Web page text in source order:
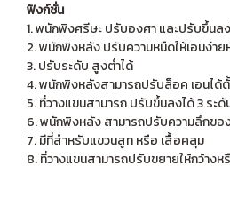
ฟังก์ชั่น
1. พนักพิงศรีษะ ปรับองศา และปรับขึ้นล
2. พนักพิงหลัง ปรับความหนืดให้เอนง่าย
3. ปรับระดับ สูงต่ำได้
4. พนักพิงหลังสามารถปรับล็อค เอนได้
5. ที่วางแขนสามารถ ปรับขึ้นลงได้ 3 ระดั
6. พนักพิงหลัง สามารถปรับความลึกขอ
7. มีที่สำหรับแขวนสูท หรือ เสื้อคลุม
8. ที่วางแขนสามารถปรับขยายให้กว้าง